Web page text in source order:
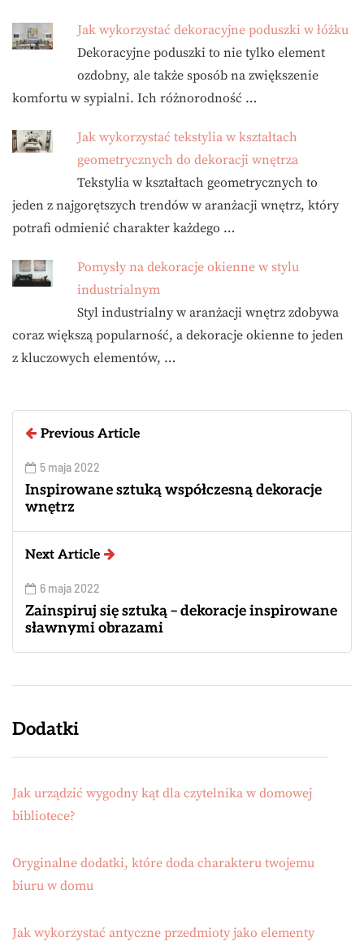
Jak wykorzystać dekoracyjne poduszki w łóżku
Dekoracyjne poduszki to nie tylko element
ozdobny, ale także sposób na zwiększenie
komfortu w sypialni. Ich różnorodność …
Jak wykorzystać tekstylia w kształtach
geometrycznych do dekoracji wnętrza
Tekstylia w kształtach geometrycznych to
jeden z najgorętszych trendów w aranżacji wnętrz, który
potrafi odmienić charakter każdego …
Pomysły na dekoracje okienne w stylu
industrialnym
Styl industrialny w aranżacji wnętrz zdobywa
coraz większą popularność, a dekoracje okienne to jeden
z kluczowych elementów, …
Previous Article
5 maja 2022
Inspirowane sztuką współczesną dekoracje
wnętrz
Next Article
6 maja 2022
Zainspiruj się sztuką – dekoracje inspirowane
sławnymi obrazami
Dodatki
Jak urządzić wygodny kąt dla czytelnika w domowej
bibliotece?
Oryginalne dodatki, które doda charakteru twojemu
biuru w domu
Jak wykorzystać antyczne przedmioty jako elementy